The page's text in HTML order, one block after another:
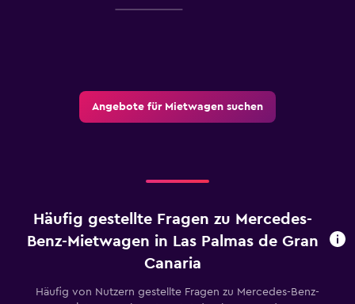
Angebote für Mietwagen suchen
Häufig gestellte Fragen zu Mercedes-
Benz-Mietwagen in Las Palmas de Gran
Canaria
Häufig von Nutzern gestellte Fragen zu Mercedes-Benz-